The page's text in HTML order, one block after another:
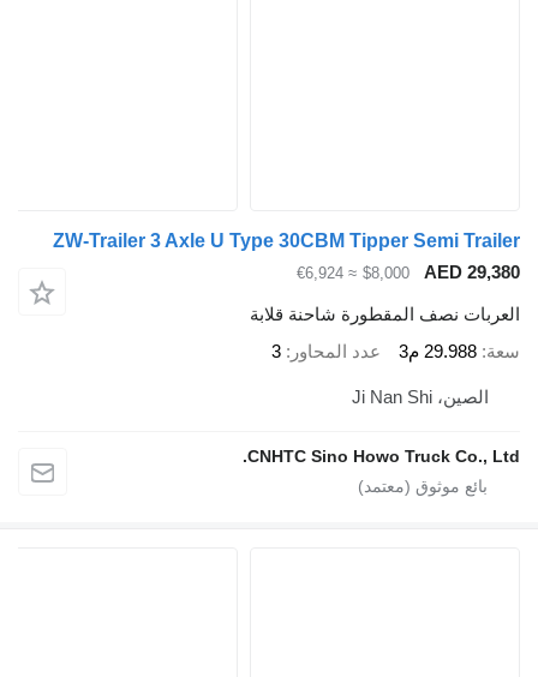
ZW-Trailer 3 Axle U Type 30CBM Tipper Semi
AED
$8,000
≈ €6,924
نصف المقطورة شاحنة قلابة
29.988 م3 عدد المحاور 3
الصين، Ji Nan Shi
CNHTC Sino Howo Truck Co.,